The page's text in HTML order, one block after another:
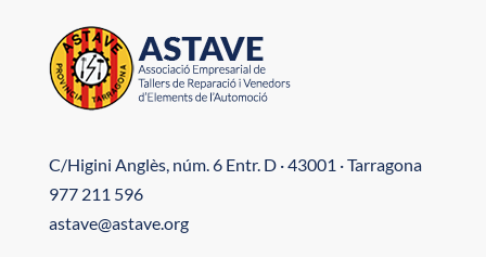
C/Higini Anglès, núm. 6 Entr. D · 43001 · Tarragona
977 211 596
astave@astave.org